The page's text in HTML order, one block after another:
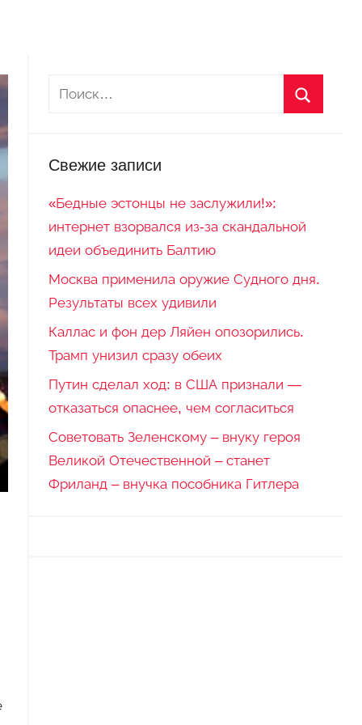
Свежие записи
«Бедные эстонцы не заслужили!»:
интернет взорвался из-за скандальной
идеи объединить Балтию
Москва применила оружие Судного дня.
Результаты всех удивили
Каллас и фон дер Ляйен опозорились.
Трамп унизил сразу обеих
Путин сделал ход: в США признали —
отказаться опаснее, чем согласиться
Советовать Зеленскому – внуку героя
Великой Отечественной – станет
Фриланд – внучка пособника Гитлера